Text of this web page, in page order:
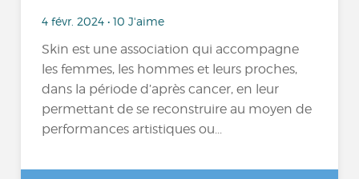
4 févr. 2024 • 10 J'aime
Skin est une association qui accompagne
les femmes, les hommes et leurs proches,
dans la période d’après cancer, en leur
permettant de se reconstruire au moyen de
performances artistiques ou...